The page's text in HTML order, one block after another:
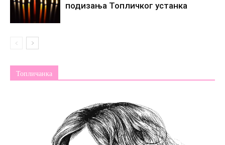
подизања Топличког устанка
Топличанка